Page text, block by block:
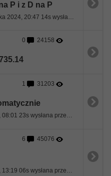
P i z D na P
Ostatnia wiadomość: 15 Października 2024, 20:47 14s wysłana przez mikesec
0 24158
1 31203
Ostatnia wiadomość: 27 Maja 2024, 08:01 23s wysłana przez majkel84
6 45076